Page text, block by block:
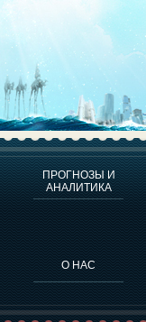
ПРОГНОЗЫ И
АНАЛИТИКА
О НАС